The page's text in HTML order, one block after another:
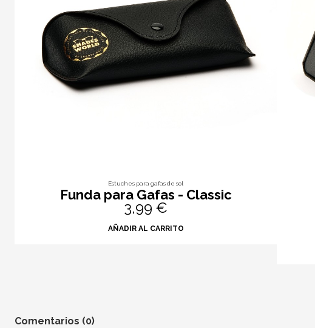
Estuches para gafas de sol
Funda para Gafas - Classic
3,99 €
AÑADIR AL CARRITO
Comentarios (0)